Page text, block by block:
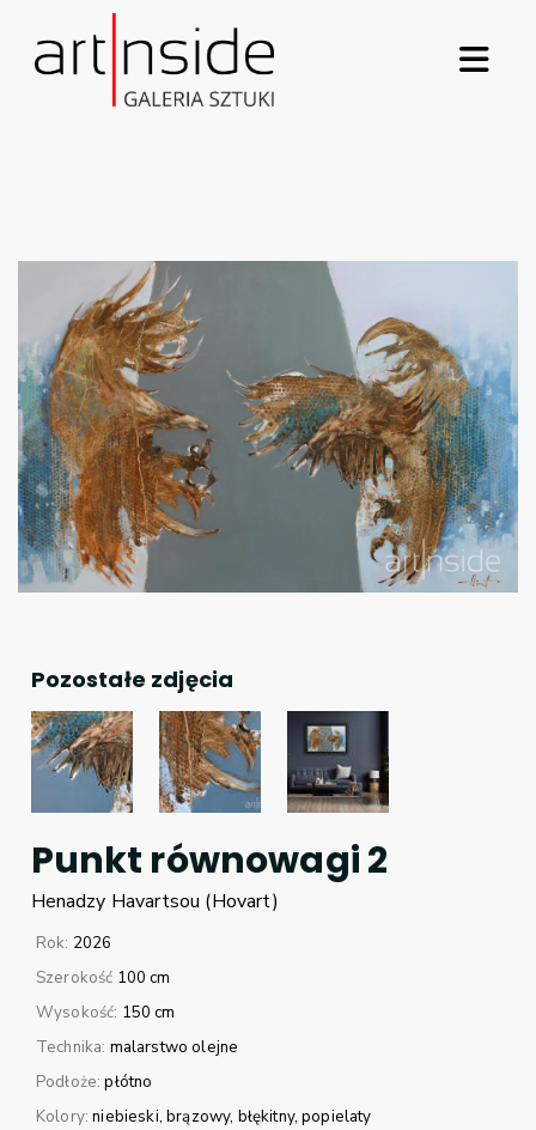
Pozostałe zdjęcia
Punkt równowagi 2
Henadzy Havartsou (Hovart)
Rok: 2026
Szerokość 100 cm
Wysokość: 150 cm
Technika: malarstwo olejne
Podłoże:płótno
Kolory:niebieski brązowy błękitny popielaty